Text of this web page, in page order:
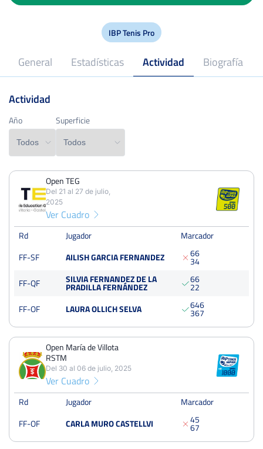
IBP Tenis Pro
General Estadísticas Actividad Biografía
Profesional desde
Año Superficie
PERDIDOS
13
PERDIDOS SETS
27 27
PERDIDOS JUEGOS GANADOS
497 253
Open TEG
Del 21 al 27 de julio, 2025
Semifinales
Open María de Villota RSTM
Del 30 al 06 de julio, 2025
Octavos
Tierra
Actividad
Año Superficie
Open TEG
Del 21 al 27 de julio,
2025
Ver Cuadro
Rd Jugador
Marcador
FF-SF
AILISH GARCIA FERNANDEZ 6
3
6
4
FF-QF
SILVIA FERNANDEZ DE LA
PRADILLA FERNÁNDEZ
6
2
6
2
FF-OF
LAURA OLLICH SELVA 6
3
4
6
6
7
Open María de Villota
RSTM
Del 30 al 06 de julio, 2025
Ver Cuadro
Rd Jugador
Marcador
FF-OF
CARLA MURO CASTELLVI 4
6
5
7